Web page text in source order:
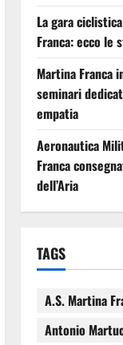
La gara
Franca: ecco
Martina Franca
seminari
empatia
Aeronautica
Franca
dell’Aria
TAGS
A.S. Martina
Antonio